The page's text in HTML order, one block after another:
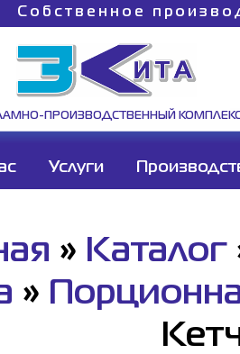
Собственное
ПРОИЗВОДСТВЕННЫЙ
Услуги
» Каталог
»